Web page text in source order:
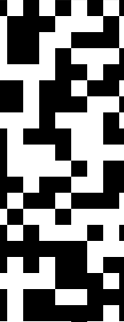
long du
points.
De plus,
pédagogique
une
besoins.
et
Comment
CACOSER
Pour vous
récupération